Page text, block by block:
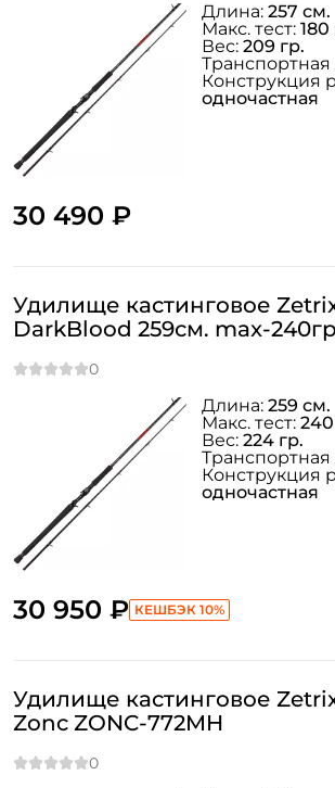
30 490 ₽
Длина: 257 см.
Макс. тест: 180
Вес: 209 гр.
Транспортная
Конструкция
одночастная
Удилище кастинговое
DarkBlood 259см. max-
30 950 ₽ КЕШБЭК 10%
Длина: 259 см.
Макс. тест:
Вес: 224 гр.
Транспортная
Конструкция
одночастная
Удилище кастинговое
Zonc ZONC-772MH